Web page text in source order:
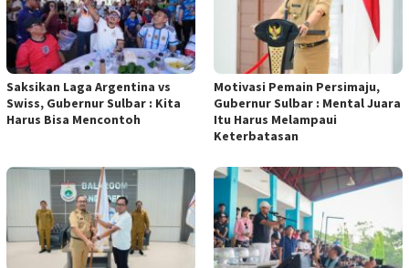
Saksikan Laga Argentina vs
Swiss, Gubernur Sulbar : Kita
Harus Bisa Mencontoh
Motivasi Pemain Persimaju,
Gubernur Sulbar : Mental Juara
Itu Harus Melampaui
Keterbatasan